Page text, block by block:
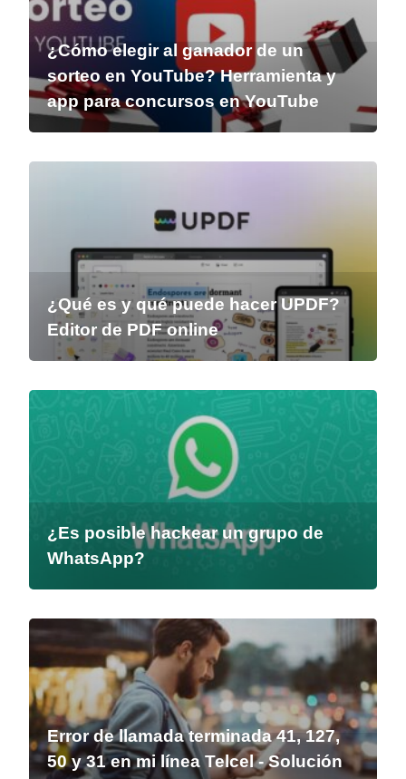
¿Cómo elegir al ganador de un
sorteo en YouTube? Herramienta y
app para concursos en YouTube
¿Qué es y qué puede hacer UPDF?
Editor de PDF online
¿Es posible hackear un grupo de
WhatsApp?
Error de llamada terminada 41, 127,
50 y 31 en mi línea Telcel - Solución